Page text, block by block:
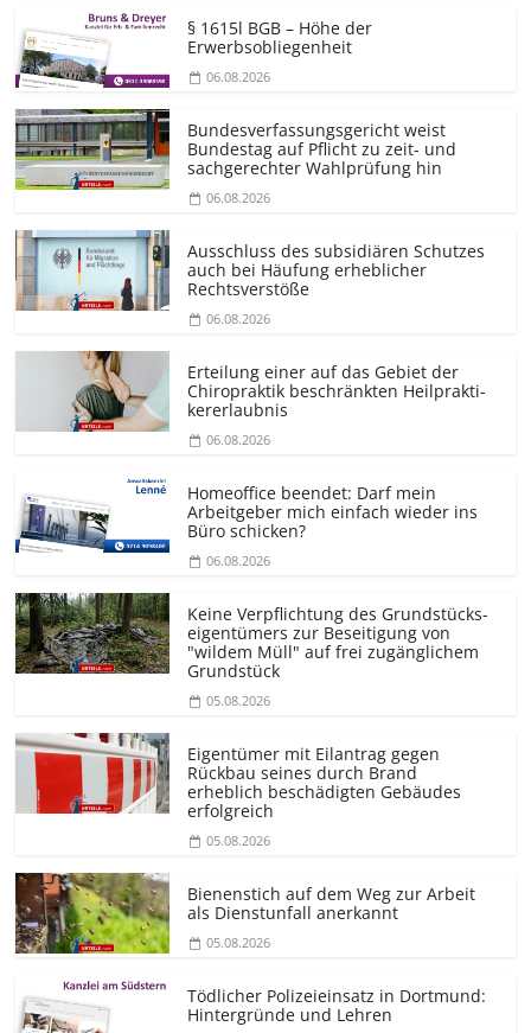
§ 1615l BGB – Höhe der
Erwerbsobliegenheit
06.08.2026
Bundesver­fassungsgericht weist
Bundestag auf Pflicht zu zeit- und
sachgerechter Wahlprüfung hin
06.08.2026
Ausschluss des subsidiären Schutzes
auch bei Häufung erheblicher
Rechtsverstöße
06.08.2026
Erteilung einer auf das Gebiet der
Chiropraktik beschränkten Heilprakti­
kererlaubnis
06.08.2026
Homeoffice beendet: Darf mein
Arbeitgeber mich einfach wieder ins
Büro schicken?
06.08.2026
Keine Verpflichtung des Grundstücks­
eigentümers zur Beseitigung von
"wildem Müll" auf frei zugänglichem
Grundstück
05.08.2026
Eigentümer mit Eilantrag gegen
Rückbau seines durch Brand
erheblich beschädigten Gebäudes
erfolgreich
05.08.2026
Bienenstich auf dem Weg zur Arbeit
als Dienstunfall anerkannt
05.08.2026
Tödlicher Polizeieinsatz in Dortmund:
Hintergründe und Lehren